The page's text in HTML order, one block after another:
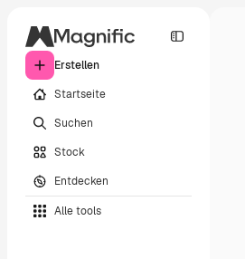
Erstellen
Startseite
Suchen
Stock
Entdecken
Alle tools